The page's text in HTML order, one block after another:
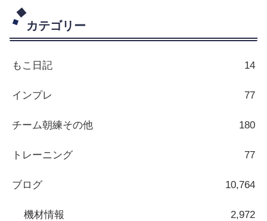
カテゴリー
もこ日記 14
インプレ 77
チーム朝練その他 180
トレーニング 77
ブログ 10,764
機材情報 2,972